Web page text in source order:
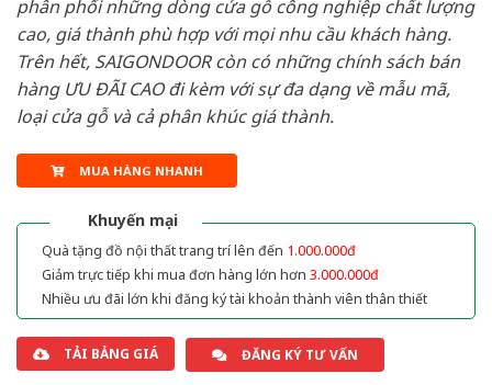
phân phối những dòng cửa gỗ công nghiệp chất lượng
cao, giá thành phù hợp với mọi nhu cầu khách hàng.
Trên hết, SAIGONDOOR còn có những chính sách bán
hàng ƯU ĐÃI CAO đi kèm với sự đa dạng về mẫu mã,
loại cửa gỗ và cả phân khúc giá thành.
MUA HÀNG NHANH
Khuyến mại
Quà tặng đồ nội thất trang trí lên đến 1.000.000đ
Giảm trực tiếp khi mua đơn hàng lớn hơn 3.000.000đ
Nhiều ưu đãi lớn khi đăng ký tài khoản thành viên thân thiết
TẢI BẢNG GIÁ ĐĂNG KÝ TƯ VẤN